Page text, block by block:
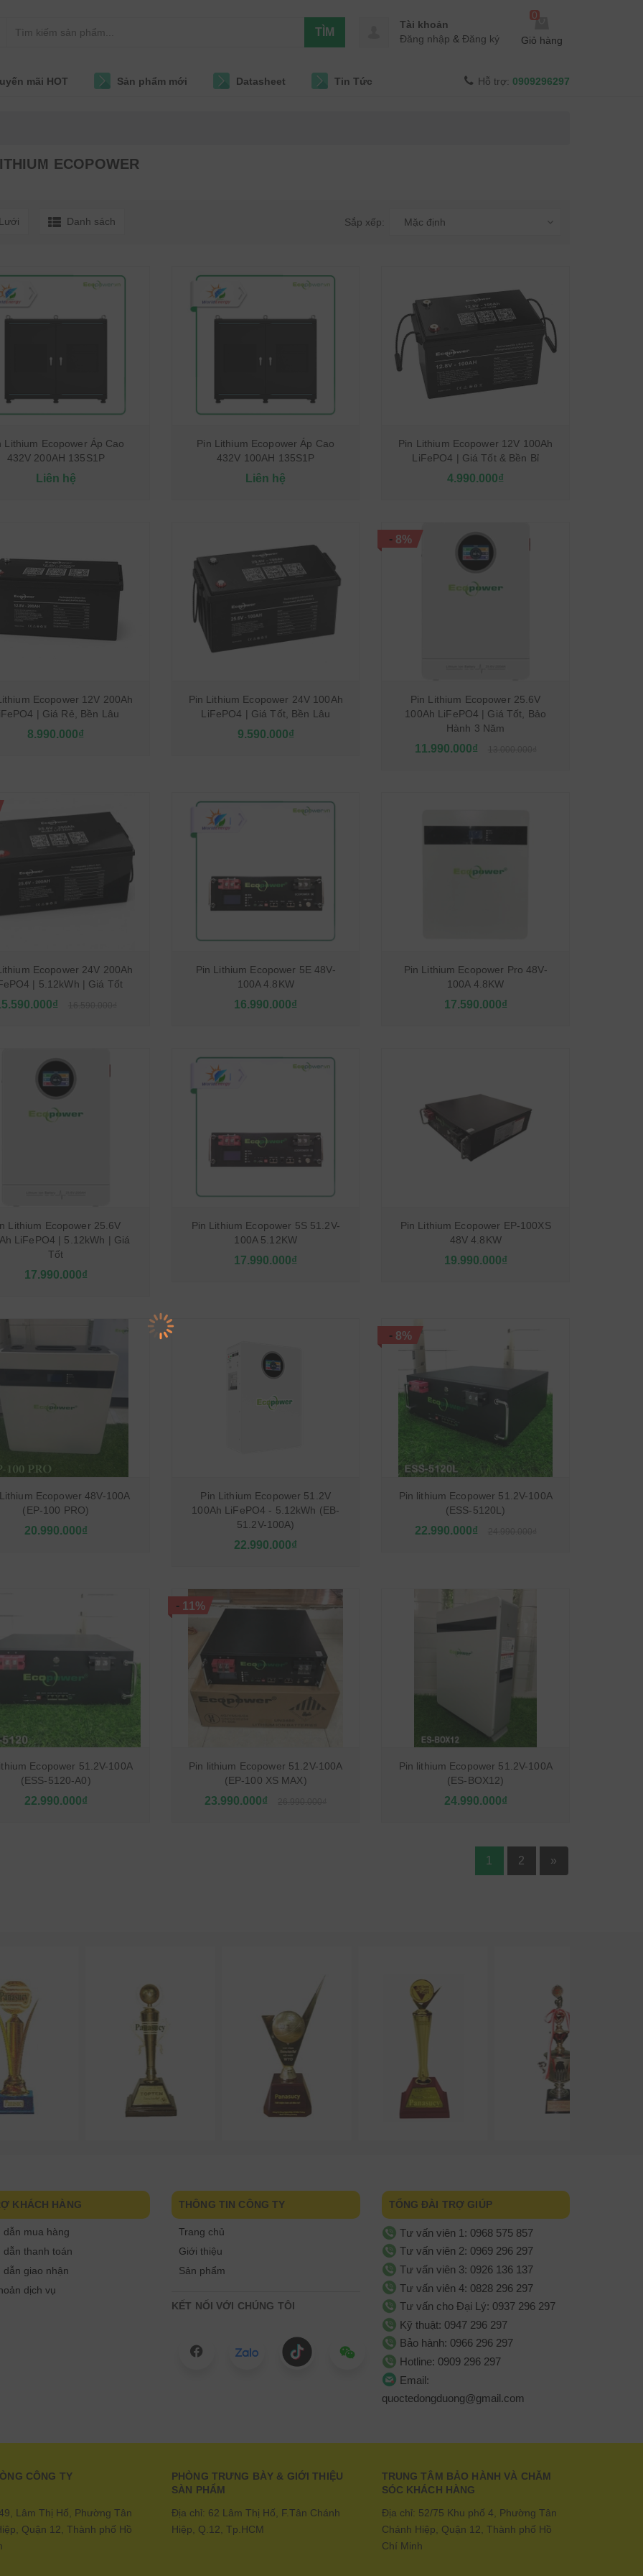
TÌM
0
Giỏ hàng
Tài khoản
Đăng nhập & Đăng ký
mãi HOT Sản phẩm mới Datasheet Tin Tức Hỗ trợ: 0909296297
ECOPOWER
Danh sách Sắp xếp: Mặc định
Lithium Ecopower Áp Cao
432V 200AH 135S1P
Liên hệ
Pin Lithium Ecopower Áp Cao
432V 100AH 135S1P
Liên hệ
Pin Lithium Ecopower 12V 100Ah
LiFePO4 | Giá Tốt & Bền Bỉ
4.990.000₫
Ecopower 12V 200Ah
| Giá Rẻ, Bền Lâu
8.990.000₫
Pin Lithium Ecopower 24V 100Ah
LiFePO4 | Giá Tốt, Bền Lâu
9.590.000₫
- 8%
Pin Lithium Ecopower 25.6V
100Ah LiFePO4 | Giá Tốt, Bảo
Hành 3 Năm
11.990.000₫
Ecopower 24V 200Ah
| 5.12kWh | Giá Tốt
Pin Lithium Ecopower 5E 48V-
100A 4.8KW
16.990.000₫
Pin Lithium Ecopower Pro 48V-
100A 4.8KW
17.590.000₫
Lithium Ecopower 25.6V
LiFePO4 | 5.12kWh | Giá
Tốt
17.990.000₫
Pin Lithium Ecopower 5S 51.2V-
100A 5.12KW
17.990.000₫
Pin Lithium Ecopower EP-100XS
48V 4.8KW
19.990.000₫
Ecopower 48V-100A
(EP-100 PRO)
20.990.000₫
Pin Lithium Ecopower 51.2V
100Ah LiFePO4 - 5.12kWh (EB-
51.2V-100A)
22.990.000₫
- 8%
Pin lithium Ecopower 51.2V-100A
(ESS-5120L)
22.990.000₫
Ecopower 51.2V-100A
(ESS-5120-A0)
22.990.000₫
- 11%
Pin lithium Ecopower 51.2V-100A
(EP-100 XS MAX)
23.990.000₫
Pin lithium Ecopower 51.2V-100A
(ES-BOX12)
24.990.000₫
1 2 »
KHÁCH HÀNG
mua hàng
thanh toán
giao nhận
dịch vụ
THÔNG TIN CÔNG TY
Trang chủ
Giới thiệu
Sản phẩm
KẾT NỐI VỚI CHÚNG TÔI
TỔNG ĐÀI TRỢ GIÚP
Tư vấn viên 1: 0968 575 857
Tư vấn viên 2: 0969 296 297
Tư vấn viên 3: 0926 136 137
Tư vấn viên 4: 0828 296 297
Tư vấn cho Đại Lý: 0937 296 297
Kỹ thuật: 0947 296 297
Bảo hành: 0966 296 297
Hotline: 0909 296 297
Email:
quoctedongduong@gmail.com
CÔNG TY
Lâm Thị Hố, Phường Tân
Quận 12, Thành phố Hồ
PHÒNG TRƯNG BÀY & GIỚI THIỆU
SÀN PHẨM
Địa chỉ: 62 Lâm Thị Hố, F.Tân Chánh
Hiệp, Q.12, Tp.HCM
TRUNG TÂM BẢO HÀNH VÀ CHĂM
SÓC KHÁCH HÀNG
Địa chỉ: 52/75 Khu phố 4, Phường Tân
Chánh Hiệp, Quận 12, Thành phố Hồ
Chí Minh